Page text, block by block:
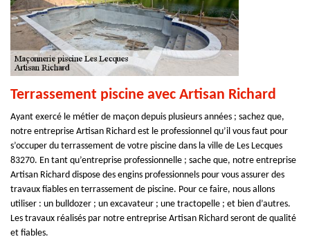
Terrassement piscine avec Artisan Richard
Ayant exercé le métier de maçon depuis plusieurs années ; sachez que,
notre entreprise Artisan Richard est le professionnel qu’il vous faut pour
s’occuper du terrassement de votre piscine dans la ville de Les Lecques
83270. En tant qu’entreprise professionnelle ; sache que, notre entreprise
Artisan Richard dispose des engins professionnels pour vous assurer des
travaux fiables en terrassement de piscine. Pour ce faire, nous allons
utiliser : un bulldozer ; un excavateur ; une tractopelle ; et bien d’autres.
Les travaux réalisés par notre entreprise Artisan Richard seront de qualité
et fiables.